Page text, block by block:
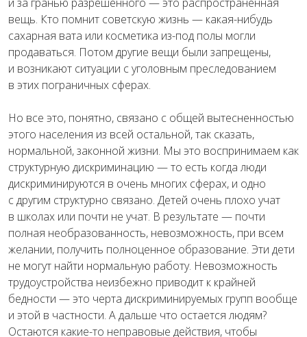
вещь. Кто помнит советскую жизнь — какая-нибудь
сахарная вата или косметика из-под полы могли
продаваться. Потом другие вещи были запрещены,
и возникают ситуации с уголовным преследованием
в этих пограничных сферах.
Но все это, понятно, связано с общей вытесненностью
этого населения из всей остальной, так сказать,
нормальной, законной жизни. Мы это воспринимаем как
структурную дискриминацию — то есть когда люди
дискриминируются в очень многих сферах, и одно
с другим структурно связано. Детей очень плохо учат
в школах или почти не учат. В результате — почти
полная необразованность, невозможность, при всем
желании, получить полноценное образование. Эти дети
не могут найти нормальную работу. Невозможность
трудоустройства неизбежно приводит к крайней
бедности — это черта дискриминируемых групп вообще
и этой в частности. А дальше что остается людям?
Остаются какие-то неправовые действия, чтобы